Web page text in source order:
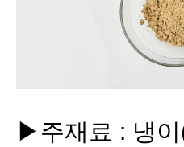
▶주재료 : 냉